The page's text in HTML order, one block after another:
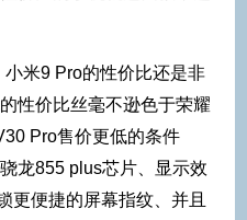
米9 Pro的性价比还是非
性价比丝毫不逊色于荣耀
Pro售价更低的条件
龙855 plus芯片、显示效
更便捷的屏幕指纹、并且